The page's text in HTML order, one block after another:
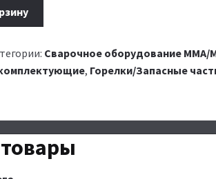
Сварочное оборудование MMA/
, Горелки/Запасные